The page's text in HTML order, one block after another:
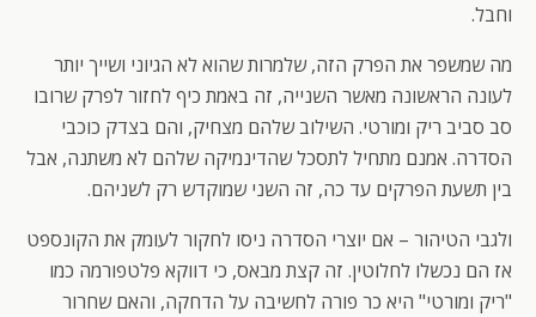
וחבל.
מה שמשפר את הפרק הזה, שלמרות שהוא לא הגיוני ושייך יותר
לעונה הראשונה מאשר השנייה, זה באמת כיף לחזור לפרק שרובו
סב סביב ריק ומורטי. השילוב שלהם מצחיק, והם בצדק כוכבי
הסדרה. אמנם מתחיל לתסכל שהדינמיקה שלהם לא משתנה, אבל
בין תשעת הפרקים עד כה, זה השני שמוקדש רק לשניהם.
ולגבי הטיהור – אם יוצרי הסדרה ניסו לחקור לעומק את הקונספט
אז הם נכשלו לחלוטין. זה קצת מבאס, כי דווקא פלטפורמה כמו
"ריק ומורטי" היא כר פורה לחשיבה על הדחקה, והאם שחרור